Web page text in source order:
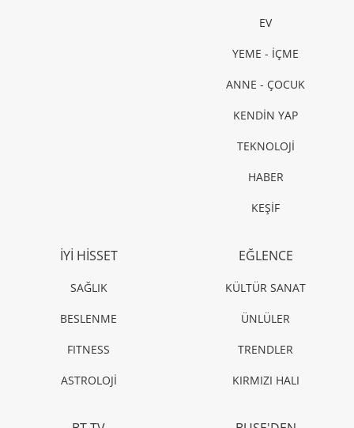
EV
YEME - İÇME
ANNE - ÇOCUK
KENDİN YAP
TEKNOLOJİ
HABER
KEŞİF
İYİ HİSSET
SAĞLIK
BESLENME
FITNESS
ASTROLOJİ
EĞLENCE
KÜLTÜR SANAT
ÜNLÜLER
TRENDLER
KIRMIZI HALI